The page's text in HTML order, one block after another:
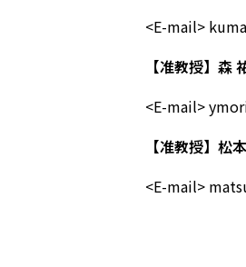
<E-mail>
【准教授】森
<E-mail>
【准教授】松
<E-mail>